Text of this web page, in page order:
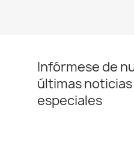
Infórmese de
últimas
especiales